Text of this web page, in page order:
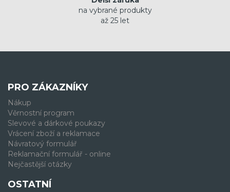
na vybrané produkty
až 25 let
PRO ZÁKAZNÍKY
Nákup
Věrnostní program
Slevové a dárkové poukazy
Vrácení zboží a reklamace
Návratový formulář
Reklamační formulář - online
Nejčastější otázky
OSTATNÍ